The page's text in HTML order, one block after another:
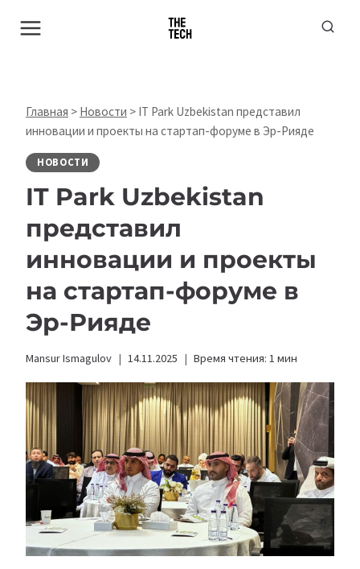
Главная > Новости > IT Park Uzbekistan представил
инновации и проекты на стартап-форуме в Эр-Рияде
НОВОСТИ
IT Park Uzbekistan
представил
инновации и проекты
на стартап-форуме в
Эр-Рияде
Mansur Ismagulov 14.11.2025 Время чтения: 1 мин